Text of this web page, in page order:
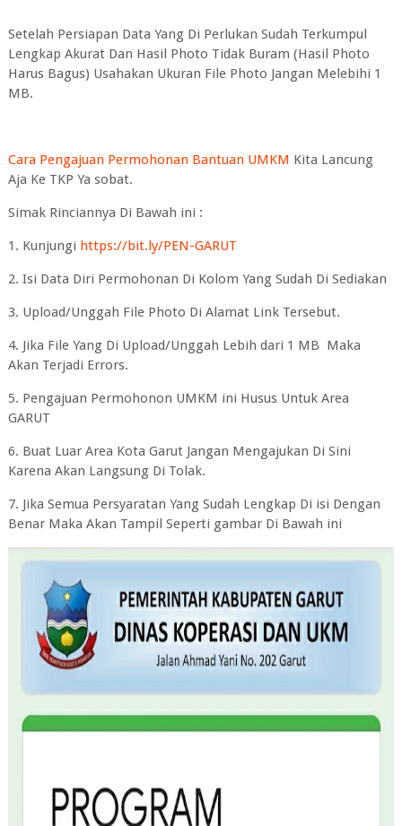
Setelah Persiapan Data Yang Di Perlukan Sudah Terkumpul
Lengkap Akurat Dan Hasil Photo Tidak Buram (Hasil Photo
Harus Bagus) Usahakan Ukuran File Photo Jangan Melebihi 1
MB.
Cara Pengajuan Permohonan Bantuan UMKM Kita Lancung
Aja Ke TKP Ya sobat.
Simak Rinciannya Di Bawah ini :
1. Kunjungi https://bit.ly/PEN-GARUT
2. Isi Data Diri Permohonan Di Kolom Yang Sudah Di Sediakan
3. Upload/Unggah File Photo Di Alamat Link Tersebut.
4. Jika File Yang Di Upload/Unggah Lebih dari 1 MB Maka
Akan Terjadi Errors.
5. Pengajuan Permohonon UMKM ini Husus Untuk Area
GARUT
6. Buat Luar Area Kota Garut Jangan Mengajukan Di Sini
Karena Akan Langsung Di Tolak.
7. Jika Semua Persyaratan Yang Sudah Lengkap Di isi Dengan
Benar Maka Akan Tampil Seperti gambar Di Bawah ini